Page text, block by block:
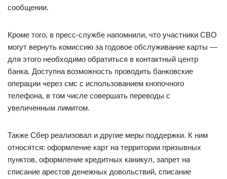
сообщении.
Кроме того, в пресс-службе напомнили, что участники СВО
могут вернуть комиссию за годовое обслуживание карты —
для этого необходимо обратиться в контактный центр
банка. Доступна возможность проводить банковские
операции через смс с использованием кнопочного
телефона, в том числе совершать переводы с
увеличенным лимитом.
Также Сбер реализовал и другие меры поддержки. К ним
относятся: оформление карт на территории призывных
пунктов, оформление кредитных каникул, запрет на
списание арестов денежных довольствий, списание